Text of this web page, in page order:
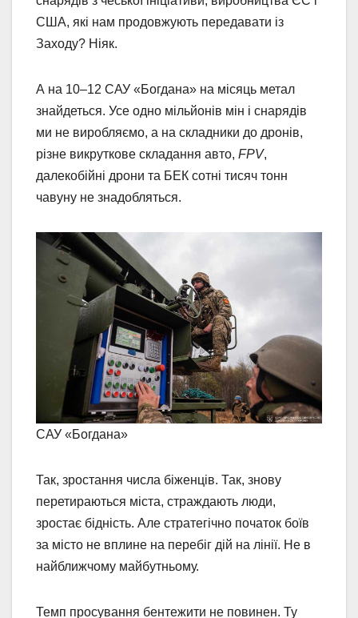
США, які нам продовжують передавати із
Заходу? Ніяк.
А на 10–12 САУ «Богдана» на місяць метал
знайдеться. Усе одно мільйонів мін і снарядів
ми не виробляємо, а на складники до дронів,
різне викруткове складання авто, FPV,
далекобійні дрони та БЕК сотні тисяч тонн
чавуну не знадобляться.
САУ «Богдана»
Так, зростання числа біженців. Так, знову
перетираються міста, страждають люди,
зростає бідність. Але стратегічно початок боїв
за місто не вплине на перебіг дій на лінії. Не в
найближчому майбутньому.
Темп просування бентежити не повинен. Ту